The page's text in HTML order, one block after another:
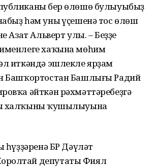
бер өлөшө булыуыбыҙ
һәм уның үҫешенә тос өлөш
Азат Альверт улы. – Беҙҙең
хаҡына мөһим
иткәндә эшлекле ярҙам
Башҡортостан Башлығы Радий
әйткән рәхмәттәребеҙгә
халҡының ҡушылыуына
һүҙҙәренә БР Дәүләт
депутаты Фиял